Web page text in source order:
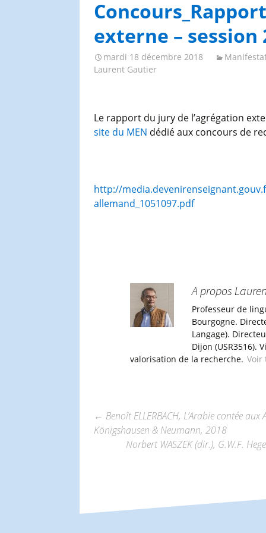
externe – session
mardi 18 décembre 2018
Laurent Gautier
Le rapport du jury de l’agrégation
site du MEN dédié aux concours de
http://
allemand_1051097.pdf
A propos
Professeur de
Bourgogne.
Langage).
Dijon (USR3516).
valorisation de la recherche. Voir
Navigation
articles
← Benoît ELLERBACH, L’Arabie contée
Königshausen & Neumann, 2018
Norbert WASZEK (dir.), G.W.F.